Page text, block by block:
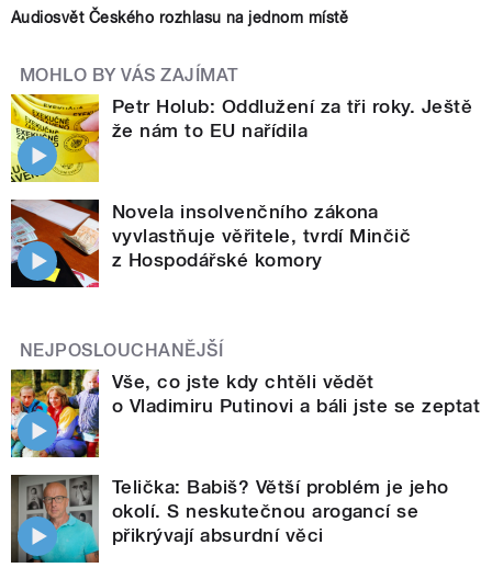
Audiosvět Českého rozhlasu na jednom místě
MOHLO BY VÁS ZAJÍMAT
Petr Holub: Oddlužení za tři roky. Ještě
že nám to EU nařídila
Novela insolvenčního zákona
vyvlastňuje věřitele, tvrdí Minčič
z Hospodářské komory
NEJPOSLOUCHANĚJŠÍ
Vše, co jste kdy chtěli vědět
o Vladimiru Putinovi a báli jste se zeptat
Telička: Babiš? Větší problém je jeho
okolí. S neskutečnou arogancí se
přikrývají absurdní věci